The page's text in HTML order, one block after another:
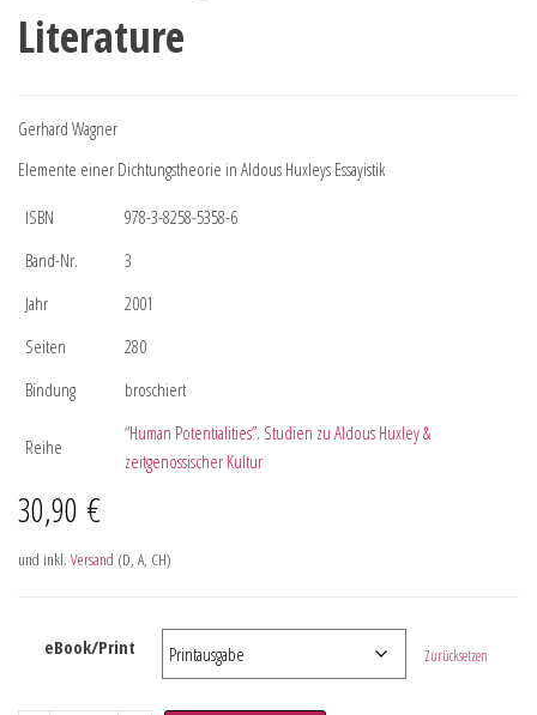
Literature
Gerhard Wagner
Elemente einer Dichtungstheorie in Aldous Huxleys Essayistik
ISBN
978-3-8258-5358-6
Band-Nr.
3
Jahr
2001
Seiten
280
Bindung
broschiert
Reihe
“Human Potentialities”. Studien zu Aldous Huxley &
zeitgenössischer Kultur
30,90 €
und inkl. Versand (D, A, CH)
eBook/Print Zurücksetzen